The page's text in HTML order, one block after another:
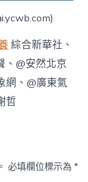
綜合新華社、
、@安然北京
網、@廣東氣
哲
必填欄位標示為*